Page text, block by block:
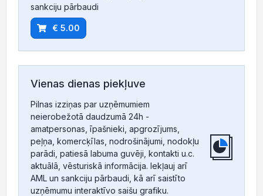
sankciju pārbaudi
€ 5.00
Vienas dienas piekļuve
Pilnas izziņas par uzņēmumiem
neierobežotā daudzumā 24h -
amatpersonas, īpašnieki, apgrozījums,
peļņa, komercķīlas, nodrošinājumi, nodokļu
parādi, patiesā labuma guvēji, kontakti u.c.
aktuālā, vēsturiskā informācija. Iekļauj arī
AML un sankciju pārbaudi, kā arī saistīto
uzņēmumu interaktīvo saišu grafiku.